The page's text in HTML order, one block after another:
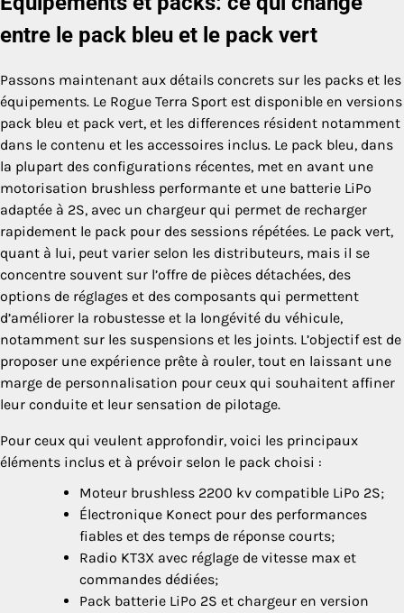
entre le pack bleu et le pack vert
Passons maintenant aux détails concrets sur les packs et les
équipements. Le Rogue Terra Sport est disponible en versions
pack bleu et pack vert, et les differences résident notamment
dans le contenu et les accessoires inclus. Le pack bleu, dans
la plupart des configurations récentes, met en avant une
motorisation brushless performante et une batterie LiPo
adaptée à 2S, avec un chargeur qui permet de recharger
rapidement le pack pour des sessions répétées. Le pack vert,
quant à lui, peut varier selon les distributeurs, mais il se
concentre souvent sur l’offre de pièces détachées, des
options de réglages et des composants qui permettent
d’améliorer la robustesse et la longévité du véhicule,
notamment sur les suspensions et les joints. L’objectif est de
proposer une expérience prête à rouler, tout en laissant une
marge de personnalisation pour ceux qui souhaitent affiner
leur conduite et leur sensation de pilotage.
Pour ceux qui veulent approfondir, voici les principaux
éléments inclus et à prévoir selon le pack choisi :
Moteur brushless 2200 kv compatible LiPo 2S;
Électronique Konect pour des performances
fiables et des temps de réponse courts;
Radio KT3X avec réglage de vitesse max et
commandes dédiées;
Pack batterie LiPo 2S et chargeur en version